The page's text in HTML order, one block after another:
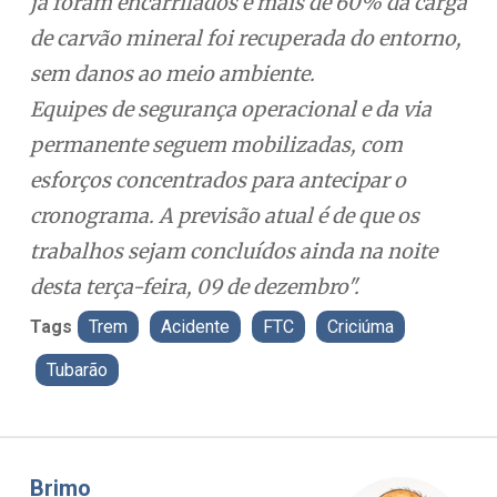
de carvão mineral foi recuperada do entorno,
sem danos ao meio ambiente.
Equipes de segurança operacional e da via
permanente seguem mobilizadas, com
esforços concentrados para antecipar o
cronograma. A previsão atual é de que os
trabalhos sejam concluídos ainda na noite
desta terça-feira, 09 de dezembro".
Tags Trem Acidente FTC Criciúma
Tubarão
Misael Elias